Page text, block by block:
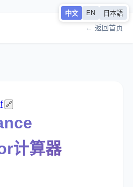
中文 EN 日本語
← 返回首页
f 🔗
计算器